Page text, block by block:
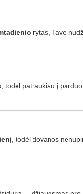
rytas, Tave
, todėl patraukiau į
, todėl dovanos